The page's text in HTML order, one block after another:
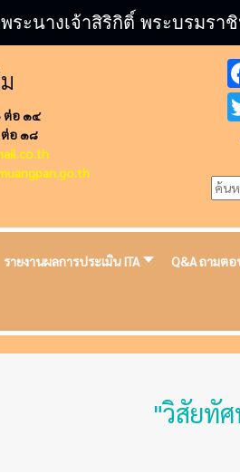
ระนางเจ้าสิริกิติ์ พระบรมร
ต่อ ๑๔
อ ๑๘
รายงานผลการประเมิน ITA Q&A ถามต
"วิสัยทัศน์ ส่ง